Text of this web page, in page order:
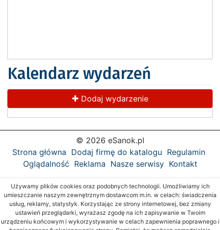
Kalendarz wydarzeń
Dodaj wydarzenie
© 2026 eSanok.pl
Strona główna Dodaj firmę do katalogu Regulamin
Oglądalność Reklama Nasze serwisy Kontakt
Używamy plików cookies oraz podobnych technologii. Umożliwiamy ich
umieszczanie naszym zewnętrznym dostawcom m.in. w celach: świadczenia
usług, reklamy, statystyk. Korzystając ze strony internetowej, bez zmiany
ustawień przeglądarki, wyrażasz zgodę na ich zapisywanie w Twoim
urządzeniu końcowym i wykorzystywanie w celach zapewnienia poprawnego i